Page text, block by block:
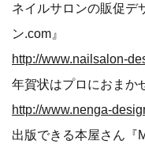
ネイルサロンの販促デ
ン.com』
http://www.nailsalon-
年賀状はプロにおまか
http://www.nenga-
出版できる本屋さん『